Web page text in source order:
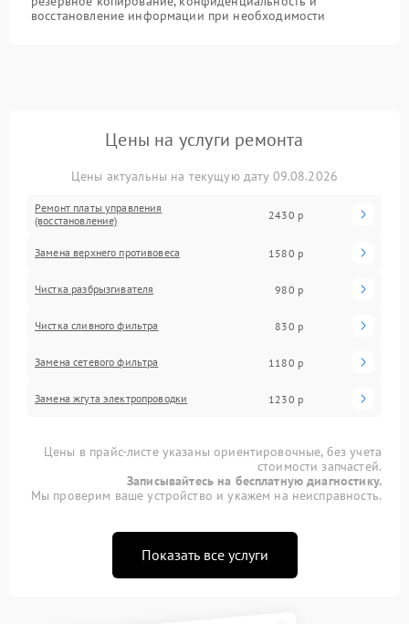
восстановление информации при необходимости
Цены на услуги ремонта
Цены актуальны на текущую дату 09.08.2026
Ремонт платы управления
(восстановление)
2430 р
Замена верхнего противовеса 1580 р
Чистка разбрызгивателя 980 р
Чистка сливного фильтра 830 р
Замена сетевого фильтра 1180 р
Замена жгута электропроводки 1230 р
Цены в прайс-листе указаны ориентировочные, без учета
стоимости запчастей.
Записывайтесь на бесплатную диагностику.
Мы проверим ваше устройство и укажем на неисправность.
Показать все услуги